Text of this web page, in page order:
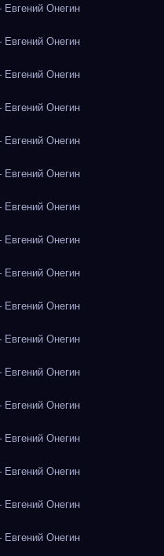
Онегин
Онегин
Онегин
Онегин
Онегин
Онегин
Онегин
Онегин
Онегин
Онегин
Онегин
Онегин
Онегин
Онегин
Онегин
Онегин
Онегин